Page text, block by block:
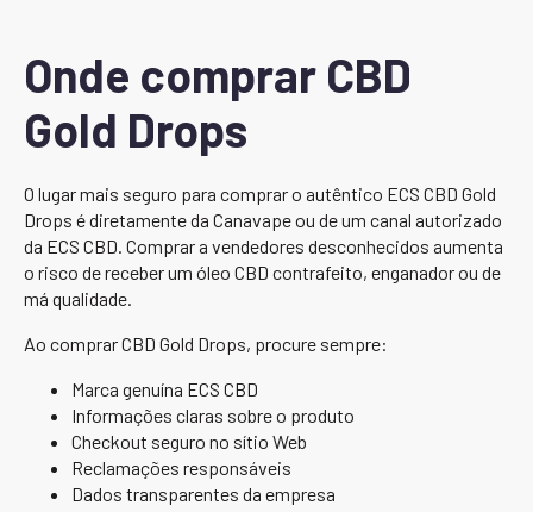
Onde comprar CBD
Gold Drops
O lugar mais seguro para comprar o autêntico ECS CBD Gold
Drops é diretamente da Canavape ou de um canal autorizado
da ECS CBD. Comprar a vendedores desconhecidos aumenta
o risco de receber um óleo CBD contrafeito, enganador ou de
má qualidade.
Ao comprar CBD Gold Drops, procure sempre:
Marca genuína ECS CBD
Informações claras sobre o produto
Checkout seguro no sítio Web
Reclamações responsáveis
Dados transparentes da empresa